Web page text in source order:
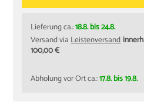
Lieferung ca.:18.8. bis 24.8.
Versand viaLeistenversand
100,00 €
Abholung vor Ort ca.:17.8. bis 19.8.